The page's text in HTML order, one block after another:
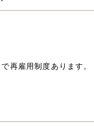
再雇用制度あります。